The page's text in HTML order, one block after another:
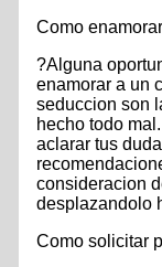
Como
?Alguna
enamorar a un
seduccion son
hecho todo
aclarar tus
consideracion
desplazandolo
Como solicitar